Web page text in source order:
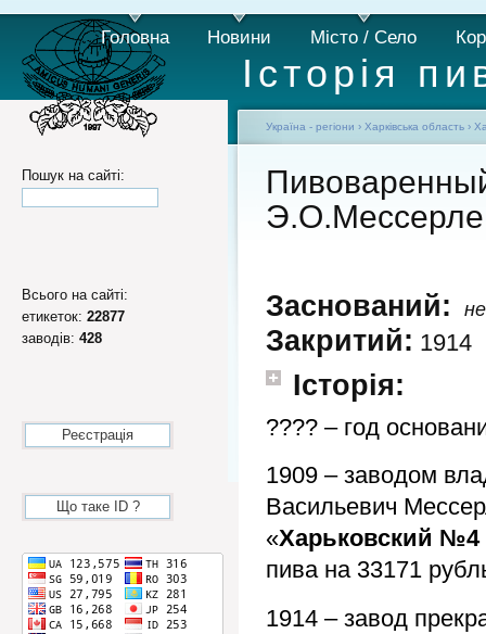
Історія
Головна Новини Місто / Село
Пошук на сайті:
Всього на сайті:
етикеток: 22877
заводів: 428
Реєстрація
Що таке ID ?
Україна - регіони › Харківська область ›
Э.О.Мессерле
Заснований:
Закритий: 1914
Історія:
???? – год
1909 – заводом
Васильевич
«Харьковский №4
пива на 33171
1914 – завод